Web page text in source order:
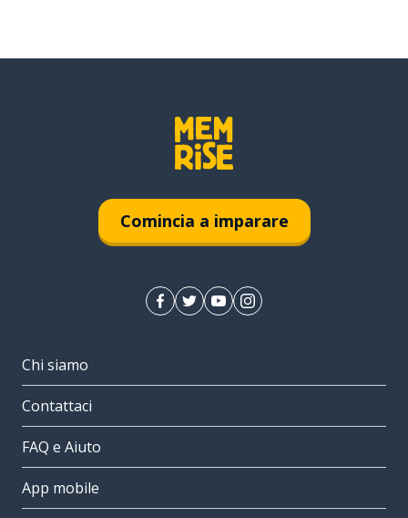
Comincia a imparare
Chi siamo
Contattaci
FAQ e Aiuto
App mobile